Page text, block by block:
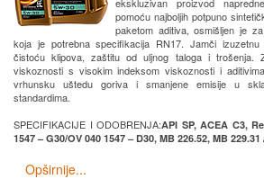
pomoću najboljih potpuno
paketom aditiva, osmišljen je
koja je potrebna specifikacija RN17. Jamči izuzetnu
čistoću klipova, zaštitu od uljnog taloga i trošenja.
viskoznosti s visokim indeksom viskoznosti i
vrhunsku uštedu goriva i smanjene emisije u
standardima.
SPECIFIKACIJE I ODOBRENJA:API SP, ACEA C3,
1547 – G30/OV 040 1547 – D30, MB 226.52, MB
Opširnije...